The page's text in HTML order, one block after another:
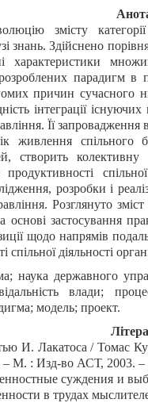
змісту
знань. Здійснено
характеристики
парадигм
причин сучасного
інтеграції
Її запровадження
живлення спільного
створить колективну
продуктивності
розробки і
Розглянуто
основі застосування
щодо напрямів
діяльності
наука державного
влади;
модель; проект.
И. Лакатоса / Томас
М. : Изд-во АСТ, 2003. –
суждения и
в трудах